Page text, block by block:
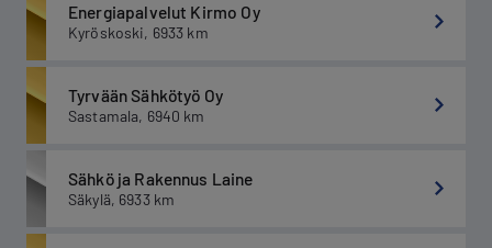
Energiapalvelut Kirmo Oy
Kyröskoski, 6933 km
Tyrvään Sähkötyö Oy
Sastamala, 6940 km
Sähkö ja Rakennus Laine
Säkylä, 6933 km